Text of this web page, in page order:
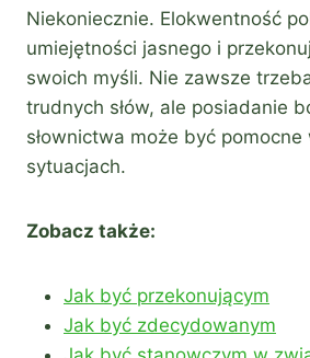
Niekoniecznie. Elokwentność
umiejętności jasnego i
swoich myśli. Nie zawsze
trudnych słów, ale posiadanie
słownictwa może być pomocne
sytuacjach.
Zobacz także:
Jak być przekonującym
Jak być zdecydowanym